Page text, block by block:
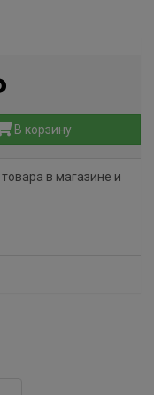
В корзину
в магазине и